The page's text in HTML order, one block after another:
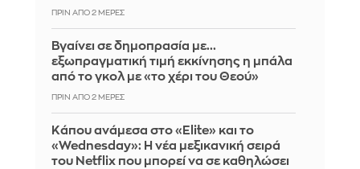
ΠΡΙΝ ΑΠΌ 2 ΜΈΡΕΣ
Βγαίνει σε δημοπρασία με...
εξωπραγματική τιμή εκκίνησης η μπάλα
από το γκολ με «το χέρι του Θεού»
ΠΡΙΝ ΑΠΌ 2 ΜΈΡΕΣ
Κάπου ανάμεσα στο «Elite» και το
«Wednesday»: Η νέα μεξικανική σειρά
του Netflix που μπορεί να σε καθηλώσει